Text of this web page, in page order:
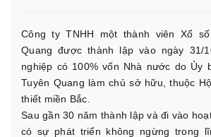
Công ty TNHH một thành viên Xổ
Quang được thành lập vào ngày 31/
nghiệp có 100% vốn Nhà nước do Ủy
Tuyên Quang làm chủ sở hữu, thuộc
thiết miền Bắc.
Sau gần 30 năm thành lập và đi vào
có sự phát triển không ngừng trong